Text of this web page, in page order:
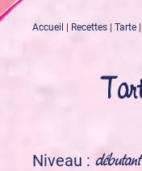
Accueil Recettes Tarte
Niveau : débutant